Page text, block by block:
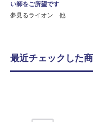
い師をご所望です
夢見るライオン 他
最近チェックした